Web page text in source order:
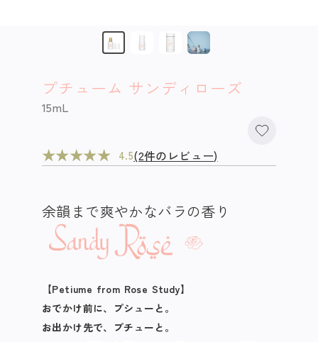
プチューム サンディローズ
15mL
4.5
★★★★★ (2件のレビュー)
余韻まで爽やかなバラの香り
【Petiume from Rose Study】
おでかけ前に、プシューと。
お出かけ先で、プチューと。